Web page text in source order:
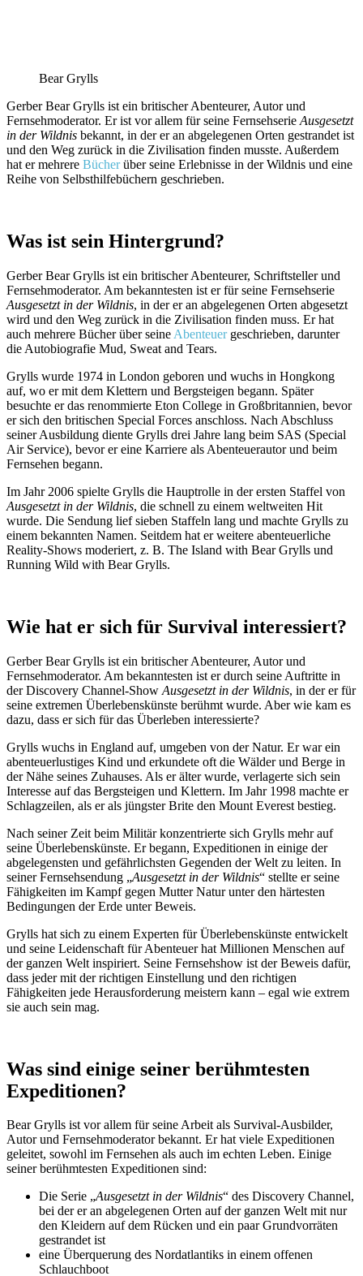
Bear Grylls
Gerber Bear Grylls ist ein britischer Abenteurer, Autor und
Fernsehmoderator. Er ist vor allem für seine Fernsehserie Ausgesetzt
in der Wildnis bekannt, in der er an abgelegenen Orten gestrandet ist
und den Weg zurück in die Zivilisation finden musste. Außerdem
hat er mehrere Bücherüber seine Erlebnisse in der Wildnis und eine
Reihe von Selbsthilfebüchern geschrieben.
Was ist sein Hintergrund?
Gerber Bear Grylls ist ein britischer Abenteurer, Schriftsteller und
Fernsehmoderator. Am bekanntesten ist er für seine Fernsehserie
Ausgesetzt in der Wildnis, in der er an abgelegenen Orten abgesetzt
wird und den Weg zurück in die Zivilisation finden muss. Er hat
auch mehrere Bücher über seine Abenteuergeschrieben, darunter
die Autobiografie Mud, Sweat and Tears.
Grylls wurde 1974 in London geboren und wuchs in Hongkong
auf, wo er mit dem Klettern und Bergsteigen begann. Später
besuchte er das renommierte Eton College in Großbritannien, bevor
er sich den britischen Special Forces anschloss. Nach Abschluss
seiner Ausbildung diente Grylls drei Jahre lang beim SAS (Special
Air Service), bevor er eine Karriere als Abenteuerautor und beim
Fernsehen begann.
Im Jahr 2006 spielte Grylls die Hauptrolle in der ersten Staffel von
Ausgesetzt in der Wildnis, die schnell zu einem weltweiten Hit
wurde. Die Sendung lief sieben Staffeln lang und machte Grylls zu
einem bekannten Namen. Seitdem hat er weitere abenteuerliche
Reality-Shows moderiert, z. B. The Island with Bear Grylls und
Running Wild with Bear Grylls.
Wie hat er sich für Survival interessiert?
Gerber Bear Grylls ist ein britischer Abenteurer, Autor und
Fernsehmoderator. Am bekanntesten ist er durch seine Auftritte in
der Discovery Channel-Show Ausgesetzt in der Wildnis, in der er für
seine extremen Überlebenskünste berühmt wurde. Aber wie kam es
dazu, dass er sich für das Überleben interessierte?
Grylls wuchs in England auf, umgeben von der Natur. Er war ein
abenteuerlustiges Kind und erkundete oft die Wälder und Berge in
der Nähe seines Zuhauses. Als er älter wurde, verlagerte sich sein
Interesse auf das Bergsteigen und Klettern. Im Jahr 1998 machte er
Schlagzeilen, als er als jüngster Brite den Mount Everest bestieg.
Nach seiner Zeit beim Militär konzentrierte sich Grylls mehr auf
seine Überlebenskünste. Er begann, Expeditionen in einige der
abgelegensten und gefährlichsten Gegenden der Welt zu leiten. In
seiner Fernsehsendung „Ausgesetzt in der Wildnis“ stellte er seine
Fähigkeiten im Kampf gegen Mutter Natur unter den härtesten
Bedingungen der Erde unter Beweis.
Grylls hat sich zu einem Experten für Überlebenskünste entwickelt
und seine Leidenschaft für Abenteuer hat Millionen Menschen auf
der ganzen Welt inspiriert. Seine Fernsehshow ist der Beweis dafür,
dass jeder mit der richtigen Einstellung und den richtigen
Fähigkeiten jede Herausforderung meistern kann – egal wie extrem
sie auch sein mag.
Was sind einige seiner berühmtesten
Expeditionen?
Bear Grylls ist vor allem für seine Arbeit als Survival-Ausbilder,
Autor und Fernsehmoderator bekannt. Er hat viele Expeditionen
geleitet, sowohl im Fernsehen als auch im echten Leben. Einige
seiner berühmtesten Expeditionen sind:
Die Serie „Ausgesetzt in der Wildnis“ des Discovery Channel,
bei der er an abgelegenen Orten auf der ganzen Welt mit nur
den Kleidern auf dem Rücken und ein paar Grundvorräten
gestrandet ist
eine Überquerung des Nordatlantiks in einem offenen
Schlauchboot